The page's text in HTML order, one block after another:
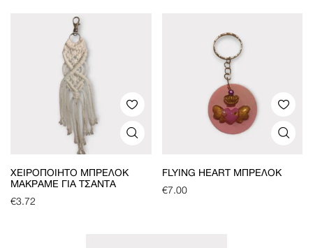
ΧΕΙΡΟΠΟΊΗΤΟ ΜΠΡΕΛΌΚ
ΜΑΚΡΑΜΈ ΓΙΑ ΤΣΆΝΤΑ
€3.72
FLYING HEART ΜΠΡΕΛΌΚ
€7.00